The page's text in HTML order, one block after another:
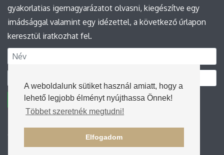
A weboldalunk sütiket használ amiatt, hogy a
lehető legjobb élményt nyújthassa Önnek!
Többet szeretnék megtudni!
Elfogadom
gyakorlatias igemagyarázatot olvasni, kiegészítve egy
imádsággal valamint egy idézettel, a következő űrlapon
keresztül iratkozhat fel.
Feliratkozás
© 2026 Nyíregyháza-Kertvárosi Református
Egyházközség. Minden jog fenntartva.